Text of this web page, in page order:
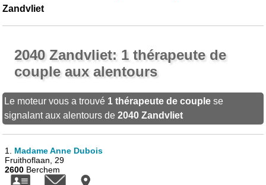
Zandvliet
2040 Zandvliet: 1 thérapeute de
couple aux alentours
Le moteur vous a trouvé 1 thérapeute de couple se
signalant aux alentours de2040 Zandvliet
1. Madame Anne Dubois
Fruithoflaan, 29
2600 Berchem